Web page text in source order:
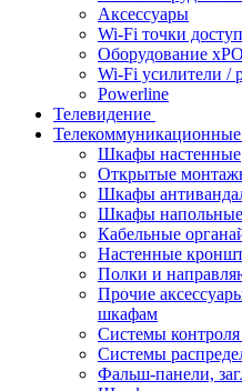
Аксессуары
Wi-Fi точки
Оборудование
Wi-Fi усилители /
Powerline
Телевидение
Шкафы настенные
Открытые
Шкафы
Шкафы напольные
Кабельные
Настенные
Полки и
Прочие
шкафам
Системы контроля
Системы
Фальш-панели,